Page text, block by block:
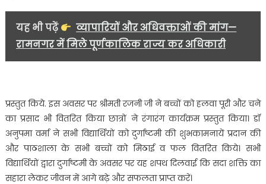
यह भी पढ़ें
व्यापारियों और अधिवक्ताओं की मांग—
रामनगर में मिले पूर्णकालिक राज्य कर अधिकारी
प्रस्तुत किये. इस अवसर पर श्रीमती रजनी जी ने बच्चों को हलवा पूरी और चने
का प्रसाद भी वितरित किया छात्रों ने रंगारंग कार्यक्रम प्रस्तुत किया। डॉ
अनुपमा वर्मा ने सभी विद्यार्थियों को दुर्गाष्टमी की शुभकामनायें प्रदान की
और पाठशाला के सभी बच्चों को मिठाई व फल वितरित किये। सभी
विद्यार्थियों द्वारा दुर्गाष्टमी के अवसर पर यह शपथ दिलवाई कि सदा शक्ति का
सहारा लेकर जीवन में आगे बढ़े और सफलता प्राप्त करें।